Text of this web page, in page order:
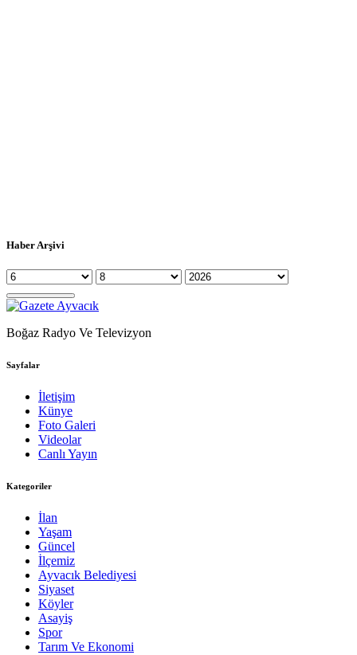
Haber Arşivi
Boğaz Radyo Ve Televizyon
Sayfalar
İletişim
Künye
Foto Galeri
Videolar
Canlı Yayın
Kategoriler
İlan
Yaşam
Güncel
İlçemiz
Ayvacık Belediyesi
Siyaset
Köyler
Asayiş
Spor
Tarım Ve Ekonomi